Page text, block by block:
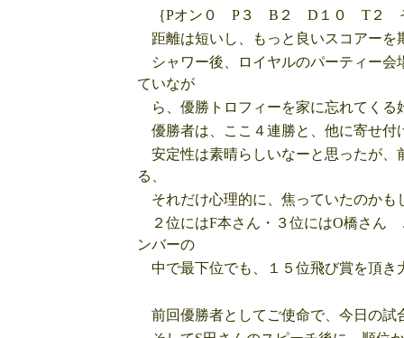
｛Pオン０ P３ B２ D１０ T２
距離は短いし、もっと良いスコアーを
シャワー後、ロイヤルのパーティー
ていなが
ら、優勝トロフィーを家に忘れてくる
優勝者は、ここ４連勝と、他に寄せ
安定性は素晴らしいなーと思ったが、
る、
それだけ心理的に、焦っていたのかも
２位にはF本さん・３位にはO橋さん
ンバーの
中で最下位でも、１５位飛び賞を頂き
前回優勝者としてご使命で、今日の試